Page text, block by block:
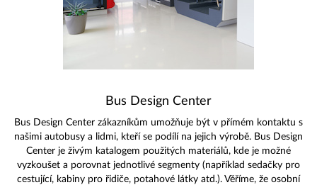
Bus Design Center
Bus Design Center zákazníkům umožňuje být v přímém kontaktu s
našimi autobusy a lidmi, kteří se podílí na jejich výrobě. Bus Design
Center je živým katalogem použitých materiálů, kde je možné
vyzkoušet a porovnat jednotlivé segmenty (například sedačky pro
cestující, kabiny pro řidiče, potahové látky atd.). Věříme, že osobní